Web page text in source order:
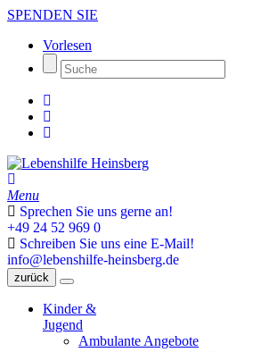
SPENDEN SIE
Vorlesen
Menu
Sprechen Sie uns gerne an!
+49 24 52 969 0
Schreiben Sie uns eine E-Mail!
info@lebenshilfe-heinsberg.de
zurück
Kinder &
Jugend
Ambulante Angebote